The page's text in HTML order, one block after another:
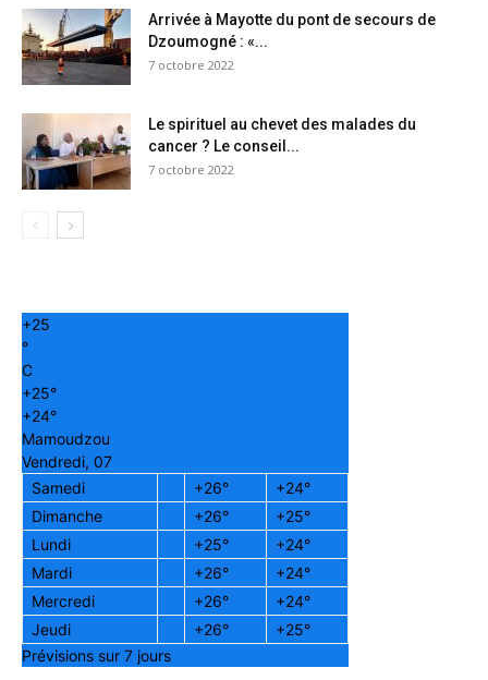
Arrivée à Mayotte du pont de secours de
Dzoumogné : «...
7 octobre 2022
Le spirituel au chevet des malades du
cancer ? Le conseil...
7 octobre 2022
+25
°
C
+25°
+24°
Mamoudzou
Vendredi, 07
Samedi
+26° +24°
Dimanche
+26° +25°
Lundi
+25° +24°
Mardi
+26° +24°
Mercredi
+26° +24°
Jeudi
+26° +25°
Prévisions sur 7 jours